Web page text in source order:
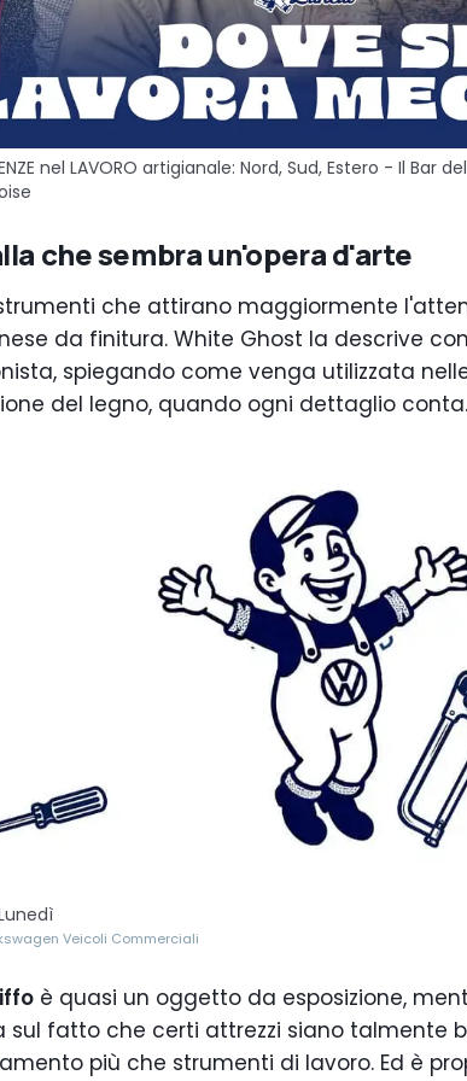
nel LAVORO artigianale: Nord, Sud, Estero - Il Bar
che sembra un'opera d'arte
che attirano maggiormente
da finitura. White Ghost la descrive
spiegando come venga utilizzata
del legno, quando ogni dettaglio conta.
Veicoli Commerciali
è quasi un oggetto da esposizione,
sul fatto che certi attrezzi siano talmente
più che strumenti di lavoro. Ed è